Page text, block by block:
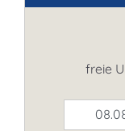
freie